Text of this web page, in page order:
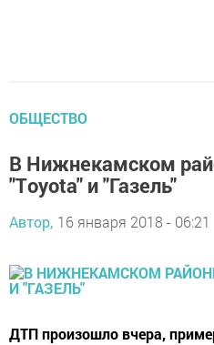
ОБЩЕСТВО
В Нижнекамском
"Тoyota" и "Газель"
Автор, 16 января 2018 - 06:21
ДТП произошло вчера,